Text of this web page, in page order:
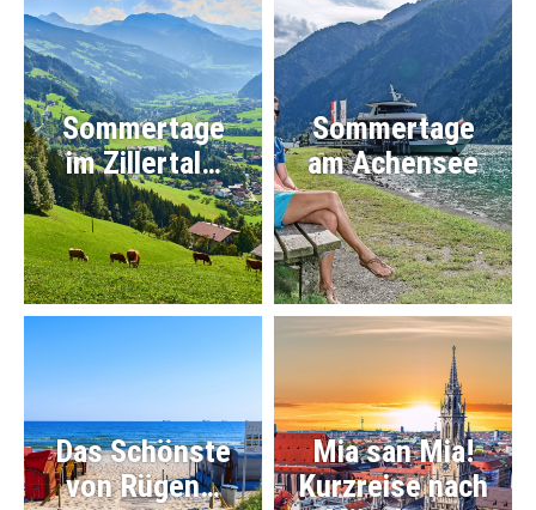
Sommertage
im Zillertal…
Sommertage
am Achensee
Das Schönste
von Rügen…
Mia san Mia!
Kurzreise nach